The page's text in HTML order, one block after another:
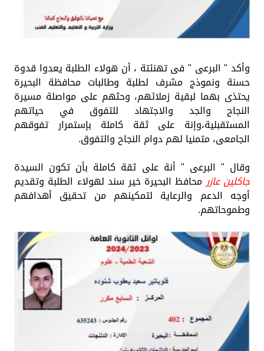
وأكد " البرعى " فى تهنئتة ، أن هولاء الطلبة يعدوا قدوة
حسنة ونموذج مشرف لطلبة وطالبات محافظة البحيرة
يحتذى بهما لبقية زملائهم، وحثهم على مواصلة مسيرة
النجاح والجد والاجتهاد للتفوق في حياتهم
المستقبلية،وإنة على ثقة كاملة بإستمرار تفوقهم
الجامعى، متمنيا لهم دوام النجاح والتفوق.
وقال " البرعى " أنة على ثقة كاملة بأن تكون السيدة
جاكلين عازرمحافظ البحيرة خير سند لهولاء الطلبة وتقديم
أوجه الدعم والرعاية لتمكينهم من تحقيق أهدافهم
وطموحاتهم.